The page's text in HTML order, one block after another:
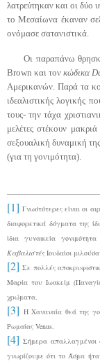
λατρεύτηκαν και οι δύο
το Μεσαίωνα έκαναν
ονόμασε σατανιστικά.
Οι παραπάνω
Brown και τονκώδικα
Αμερικανών. Παρά τα
ιδεαλιστικής λογικής
τους- την τάχα
μελέτες στέκουν
σεξουαλική δυναμική
(για τη γονιμότητα).
[1] Γνωστότερες είναι οι
διαφορετικά δόγματα της
ίδια γυναικεία
ΚαβαλιστέςΙουδαίοι
[2] Σε πολλές
Μαρία του Ιωακείμ
χρώματα.
[3] Η Χαναναία θεά της
Ρωμαίας Venus.
[4] Σήμερα απαλλαγμένοι
γνωρίζουμε ότι το Άσμα